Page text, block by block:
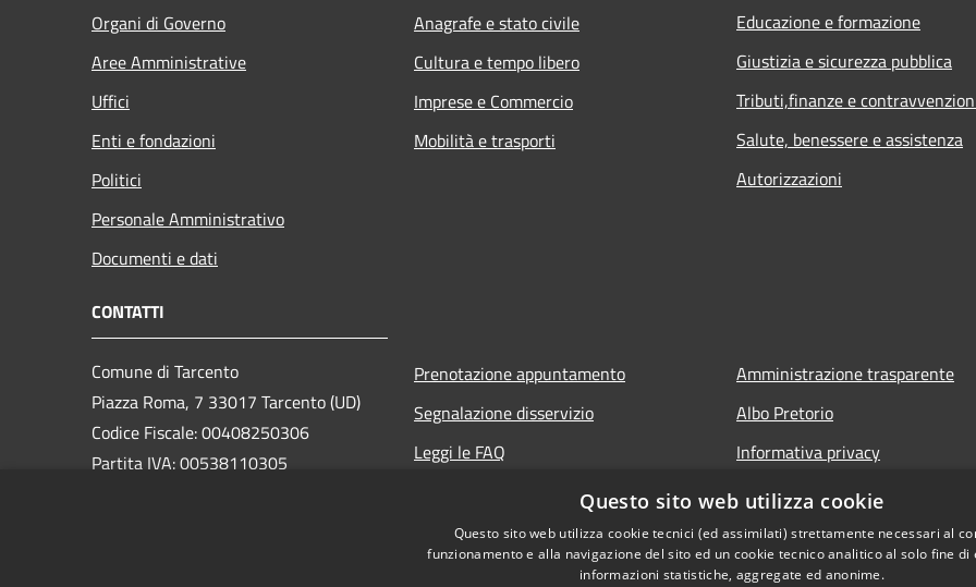
Organi di Governo
Aree Amministrative
Uffici
Enti e fondazioni
Politici
Personale Amministrativo
Documenti e dati
Anagrafe e stato civile
Cultura e tempo libero
Imprese e Commercio
Mobilità e trasporti
Educazione e formazione
Giustizia e sicurezza pubblica
Tributi,finanze e
Salute, benessere e assistenza
Autorizzazioni
CONTATTI
Comune di Tarcento
Piazza Roma, 7 33017 Tarcento (UD)
Codice Fiscale: 00408250306
Partita IVA: 00538110305
Prenotazione appuntamento
Segnalazione disservizio
Leggi le FAQ
Amministrazione trasparente
Albo Pretorio
Informativa privacy
Note legali
Dichiarazione di accessibilità
Segnalazioni di inaccessibilità
Questo sito web utilizza cookie
Questo sito web utilizza cookie tecnici (ed assimilati) strettamente necessari al
funzionamento e alla navigazione del sito ed un cookie tecnico analitico al solo fine di
informazioni statistiche, aggregate ed anonime.